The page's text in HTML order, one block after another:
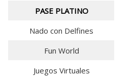
PASE PLATINO
Nado con Delfines
Fun World
Juegos Virtuales